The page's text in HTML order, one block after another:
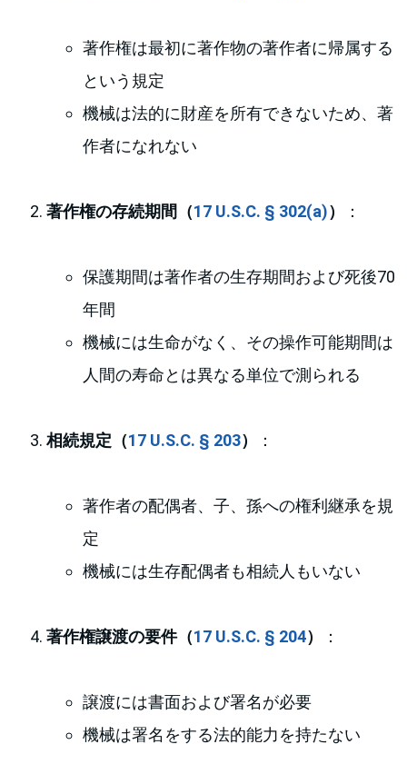
著作権は最初に著作物の著作者に帰属する
という規定
機械は法的に財産を所有できないため、著
作者になれない
著作権の存続期間（17 U.S.C. § 302(a)） ：
保護期間は著作者の生存期間および死後70
年間
機械には生命がなく、その操作可能期間は
人間の寿命とは異なる単位で測られる
相続規定（17 U.S.C. § 203） ：
著作者の配偶者、子、孫への権利継承を規
定
機械には生存配偶者も相続人もいない
著作権譲渡の要件（17 U.S.C. § 204） ：
譲渡には書面および署名が必要
機械は署名をする法的能力を持たない